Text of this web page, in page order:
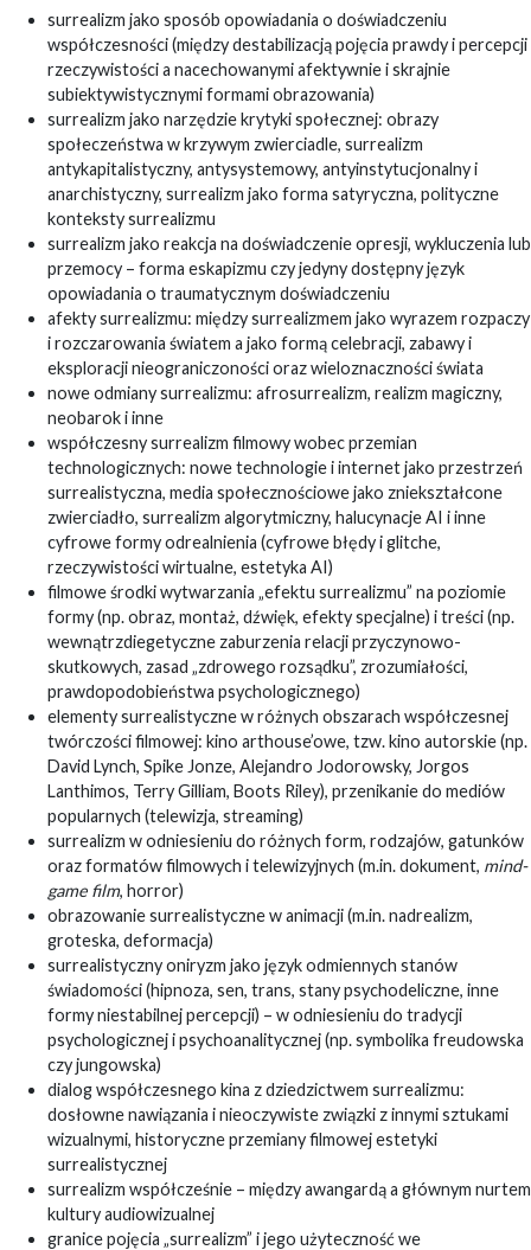
surrealizm jako sposób opowiadania o doświadczeniu
współczesności (między destabilizacją pojęcia prawdy i percepcji
rzeczywistości a nacechowanymi afektywnie i skrajnie
subiektywistycznymi formami obrazowania)
surrealizm jako narzędzie krytyki społecznej: obrazy
społeczeństwa w krzywym zwierciadle, surrealizm
antykapitalistyczny, antysystemowy, antyinstytucjonalny i
anarchistyczny, surrealizm jako forma satyryczna, polityczne
konteksty surrealizmu
surrealizm jako reakcja na doświadczenie opresji, wykluczenia lub
przemocy – forma eskapizmu czy jedyny dostępny język
opowiadania o traumatycznym doświadczeniu
afekty surrealizmu: między surrealizmem jako wyrazem rozpaczy
i rozczarowania światem a jako formą celebracji, zabawy i
eksploracji nieograniczoności oraz wieloznaczności świata
nowe odmiany surrealizmu: afrosurrealizm, realizm magiczny,
neobarok i inne
współczesny surrealizm filmowy wobec przemian
technologicznych: nowe technologie i internet jako przestrzeń
surrealistyczna, media społecznościowe jako zniekształcone
zwierciadło, surrealizm algorytmiczny, halucynacje AI i inne
cyfrowe formy odrealnienia (cyfrowe błędy i glitche,
rzeczywistości wirtualne, estetyka AI)
filmowe środki wytwarzania „efektu surrealizmu” na poziomie
formy (np. obraz, montaż, dźwięk, efekty specjalne) i treści (np.
wewnątrzdiegetyczne zaburzenia relacji przyczynowo-
skutkowych, zasad „zdrowego rozsądku”, zrozumiałości,
prawdopodobieństwa psychologicznego)
elementy surrealistyczne w różnych obszarach współczesnej
twórczości filmowej: kino arthouse’owe, tzw. kino autorskie (np.
David Lynch, Spike Jonze, Alejandro Jodorowsky, Jorgos
Lanthimos, Terry Gilliam, Boots Riley), przenikanie do mediów
popularnych (telewizja, streaming)
surrealizm w odniesieniu do różnych form, rodzajów, gatunków
oraz formatów filmowych i telewizyjnych (m.in. dokument, mind-
game film, horror)
obrazowanie surrealistyczne w animacji (m.in. nadrealizm,
groteska, deformacja)
surrealistyczny oniryzm jako język odmiennych stanów
świadomości (hipnoza, sen, trans, stany psychodeliczne, inne
formy niestabilnej percepcji) – w odniesieniu do tradycji
psychologicznej i psychoanalitycznej (np. symbolika freudowska
czy jungowska)
dialog współczesnego kina z dziedzictwem surrealizmu:
dosłowne nawiązania i nieoczywiste związki z innymi sztukami
wizualnymi, historyczne przemiany filmowej estetyki
surrealistycznej
surrealizm współcześnie – między awangardą a głównym nurtem
kultury audiowizualnej
granice pojęcia „surrealizm” i jego użyteczność we